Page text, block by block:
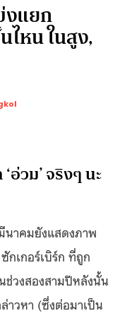
งแยก
ไหน ในสูง,
วม’ จริงๆ นะ
าคมยังแสดงภาพ
เกอร์เบิร์ก ที่ถูก
วงสองสามปีหลังนั้น
าวหา (ซึ่งต่อมาเป็น